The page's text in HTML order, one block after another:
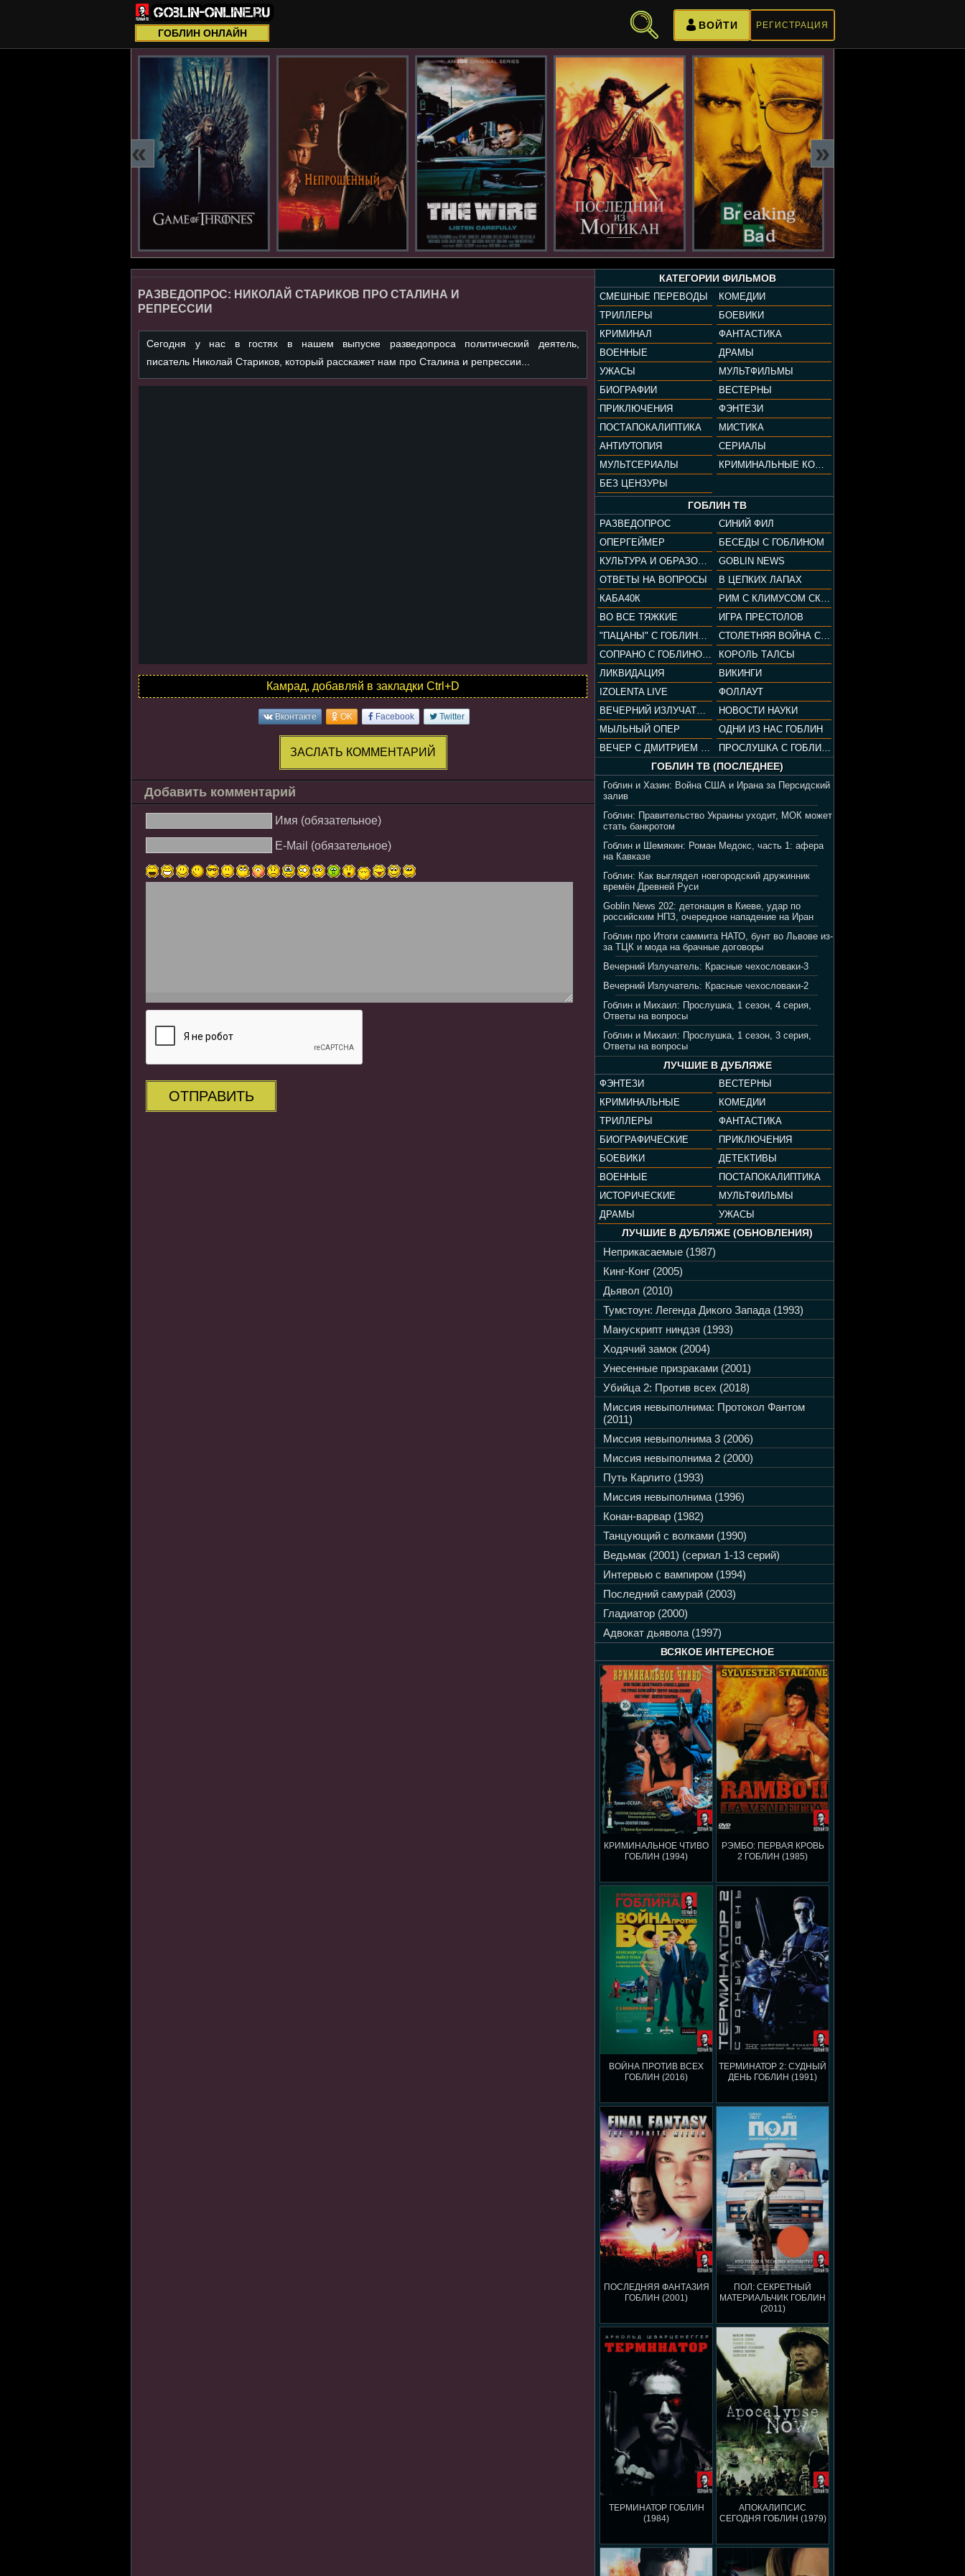
ГОБЛИН ОНЛАЙН
РЕГИСТРАЦИЯ
ВОЙТИ
« »
КАТЕГОРИИ ФИЛЬМОВ
СМЕШНЫЕ ПЕРЕВОДЫ
КОМЕДИИ
ТРИЛЛЕРЫ
БОЕВИКИ
КРИМИНАЛ
ФАНТАСТИКА
ВОЕННЫЕ
ДРАМЫ
УЖАСЫ
МУЛЬТФИЛЬМЫ
БИОГРАФИИ
ВЕСТЕРНЫ
ПРИКЛЮЧЕНИЯ
ФЭНТЕЗИ
ПОСТАПОКАЛИПТИКА
МИСТИКА
АНТИУТОПИЯ
СЕРИАЛЫ
МУЛЬТСЕРИАЛЫ
КРИМИНАЛЬНЫЕ КОМЕДИИ
БЕЗ ЦЕНЗУРЫ
ГОБЛИН ТВ
РАЗВЕДОПРОС
СИНИЙ ФИЛ
ОПЕРГЕЙМЕР
БЕСЕДЫ С ГОБЛИНОМ
КУЛЬТУРА И ОБРАЗОВАНИЕ
GOBLIN NEWS
ОТВЕТЫ НА ВОПРОСЫ
В ЦЕПКИХ ЛАПАХ
КАБА40К
РИМ С КЛИМУСОМ СКАРАБЕУСОМ
ВО ВСЕ ТЯЖКИЕ
ИГРА ПРЕСТОЛОВ
"ПАЦАНЫ" С ГОБЛИНОМ
СТОЛЕТНЯЯ ВОЙНА С КЛИМОМ ЖУКОВЫМ И ГОБЛИНОМ
СОПРАНО С ГОБЛИНОМ (РАЗБОР СЕРИАЛА)
КОРОЛЬ ТАЛСЫ
ЛИКВИДАЦИЯ
ВИКИНГИ
IZOLENTA LIVE
ФОЛЛАУТ
ВЕЧЕРНИЙ ИЗЛУЧАТЕЛЬ
НОВОСТИ НАУКИ
МЫЛЬНЫЙ ОПЕР
ОДНИ ИЗ НАС ГОБЛИН
ВЕЧЕР С ДМИТРИЕМ ПУЧКОВЫМ
ПРОСЛУШКА С ГОБЛИНОМ
ГОБЛИН ТВ (ПОСЛЕДНЕЕ)
Гоблин и Хазин: Война США и Ирана за Персидский
залив
Гоблин: Правительство Украины уходит, МОК может
стать банкротом
Гоблин и Шемякин: Роман Медокс, часть 1: афера
на Кавказе
Гоблин: Как выглядел новгородский дружинник
времён Древней Руси
Goblin News 202: детонация в Киеве, удар по
российским НПЗ, очередное нападение на Иран
Гоблин про Итоги саммита НАТО, бунт во Львове из-
за ТЦК и мода на брачные договоры
Вечерний Излучатель: Красные чехословаки-3
Вечерний Излучатель: Красные чехословаки-2
Гоблин и Михаил: Прослушка, 1 сезон, 4 серия,
Ответы на вопросы
Гоблин и Михаил: Прослушка, 1 сезон, 3 серия,
Ответы на вопросы
ЛУЧШИЕ В ДУБЛЯЖЕ
ФЭНТЕЗИ
ВЕСТЕРНЫ
КРИМИНАЛЬНЫЕ
КОМЕДИИ
ТРИЛЛЕРЫ
ФАНТАСТИКА
БИОГРАФИЧЕСКИЕ
ПРИКЛЮЧЕНИЯ
БОЕВИКИ
ДЕТЕКТИВЫ
ВОЕННЫЕ
ПОСТАПОКАЛИПТИКА
ИСТОРИЧЕСКИЕ
МУЛЬТФИЛЬМЫ
ДРАМЫ
УЖАСЫ
ЛУЧШИЕ В ДУБЛЯЖЕ (ОБНОВЛЕНИЯ)
Неприкасаемые (1987)
Кинг-Конг (2005)
Дьявол (2010)
Тумстоун: Легенда Дикого Запада (1993)
Манускрипт ниндзя (1993)
Ходячий замок (2004)
Унесенные призраками (2001)
Убийца 2: Против всех (2018)
Миссия невыполнима: Протокол Фантом
(2011)
Миссия невыполнима 3 (2006)
Миссия невыполнима 2 (2000)
Путь Карлито (1993)
Миссия невыполнима (1996)
Конан-варвар (1982)
Танцующий с волками (1990)
Ведьмак (2001) (сериал 1-13 серий)
Интервью с вампиром (1994)
Последний самурай (2003)
Гладиатор (2000)
Адвокат дьявола (1997)
ВСЯКОЕ ИНТЕРЕСНОЕ
КРИМИНАЛЬНОЕ ЧТИВО
ГОБЛИН (1994)
РЭМБО: ПЕРВАЯ КРОВЬ
2 ГОБЛИН (1985)
ВОЙНА ПРОТИВ ВСЕХ
ГОБЛИН (2016)
ТЕРМИНАТОР 2: СУДНЫЙ
ДЕНЬ ГОБЛИН (1991)
ПОСЛЕДНЯЯ ФАНТАЗИЯ
ГОБЛИН (2001)
ПОЛ: СЕКРЕТНЫЙ
МАТЕРИАЛЬЧИК ГОБЛИН
(2011)
ТЕРМИНАТОР ГОБЛИН
(1984)
АПОКАЛИПСИС
СЕГОДНЯ ГОБЛИН (1979)
РАЗВЕДОПРОС: НИКОЛАЙ СТАРИКОВ ПРО СТАЛИНА И
РЕПРЕССИИ
Сегодня у нас в гостях в нашем выпуске разведопроса политический деятель,
писатель Николай Стариков, который расскажет нам про Сталина и репрессии...
Камрад, добавляй в закладки Ctrl+D
Вконтакте OK Facebook Twitter
ЗАСЛАТЬ КОММЕНТАРИЙ
Добавить комментарий
Имя (обязательное)
E-Mail (обязательное)
ОТПРАВИТЬ